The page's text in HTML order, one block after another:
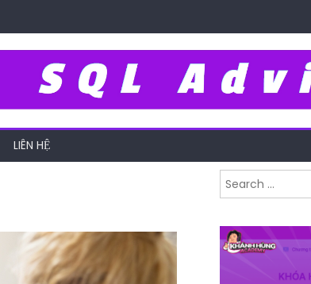
LIÊN HỆ
Search for: